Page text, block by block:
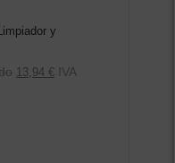
y
13,94 € IVA